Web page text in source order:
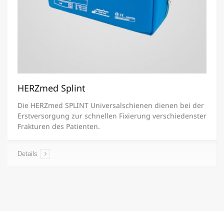
HERZmed Splint
Die HERZmed SPLINT Universalschienen dienen bei der
Erstversorgung zur schnellen Fixierung verschiedenster
Frakturen des Patienten.
Details